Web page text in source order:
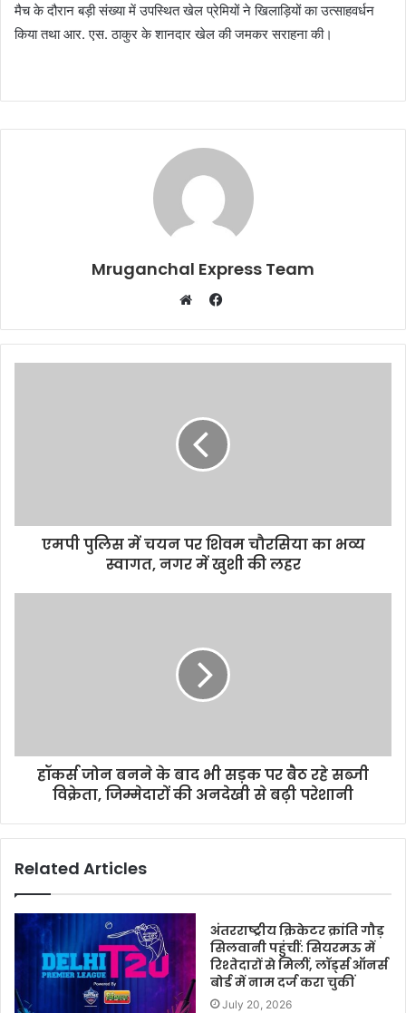
मैच के दौरान बड़ी संख्या में उपस्थित खेल प्रेमियों ने खिलाड़ियों का उत्साहवर्धन
किया तथा आर. एस. ठाकुर के शानदार खेल की जमकर सराहना की।
Mruganchal Express Team
Facebook
एमपी पुलिस में चयन पर शिवम चौरसिया का भव्य
स्वागत, नगर में खुशी की लहर
हॉकर्स जोन बनने के बाद भी सड़क पर बैठ रहे सब्जी
विक्रेता, जिम्मेदारों की अनदेखी से बढ़ी परेशानी
Related Articles
अंतरराष्ट्रीय क्रिकेटर क्रांति गौड़
सिलवानी पहुंचीं: सियरमऊ में
रिश्तेदारों से मिलीं, लॉर्ड्स ऑनर्स
बोर्ड में नाम दर्ज करा चुकीं
July 20, 2026